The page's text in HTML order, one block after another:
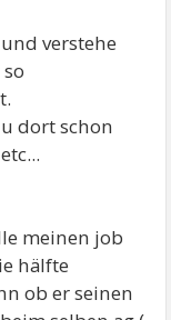
verstehe
dort schon
meinen job
hälfte
ob er seinen